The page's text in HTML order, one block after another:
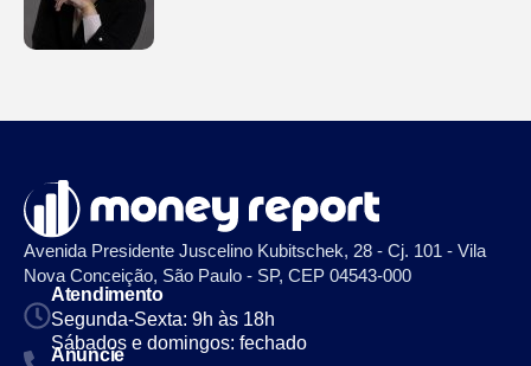
Avenida Presidente Juscelino Kubitschek, 28 - Cj. 101 - Vila
Nova Conceição, São Paulo - SP, CEP 04543-000
Atendimento
Segunda-Sexta: 9h às 18h
Sábados e domingos: fechado
Anuncie